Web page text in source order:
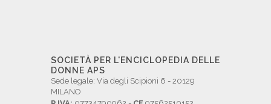
SOCIETÀ PER L'ENCICLOPEDIA DELLE
DONNE APS
Sede legale: Via degli Scipioni 6 - 20129
MILANO